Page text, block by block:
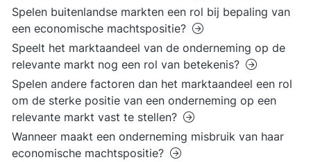
Spelen buitenlandse markten een rol bij bepaling van
een economische machtspositie?
Speelt het marktaandeel van de onderneming op de
relevante markt nog een rol van betekenis?
Spelen andere factoren dan het marktaandeel een rol
om de sterke positie van een onderneming op een
relevante markt vast te stellen?
Wanneer maakt een onderneming misbruik van haar
economische machtspositie?